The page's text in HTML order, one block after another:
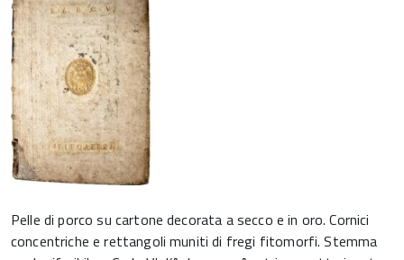
Pelle di porco su cartone decorata a secco e in oro. Cornici
concentriche e rettangoli muniti di fregi fitomorfi. Stemma